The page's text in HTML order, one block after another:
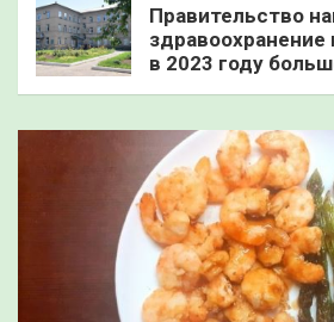
Правительство
здравоохранение
в 2023 году